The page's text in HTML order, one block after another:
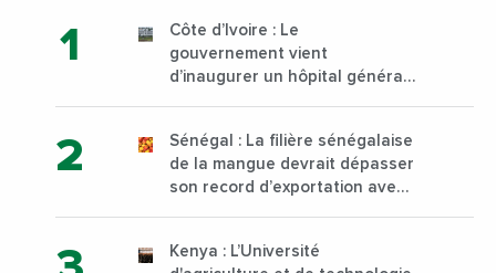
Côte d’Ivoire : Le
gouvernement vient
d’inaugurer un hôpital général
Sénégal : La filière sénégalaise
de la mangue devrait dépasser
son record d’exportation avec
Kenya : L’Université